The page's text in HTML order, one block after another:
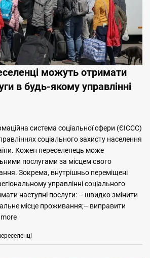
можуть отримати
в будь-якому управлінні
система соціальної сфери (ЄІССС)
соціального захисту населення
Кожен переселенець може
послугами за місцем свого
Зокрема, внутрішньо переміщені
управлінні соціального
наступні послуги: – швидко змінити
місце проживання;– виправити